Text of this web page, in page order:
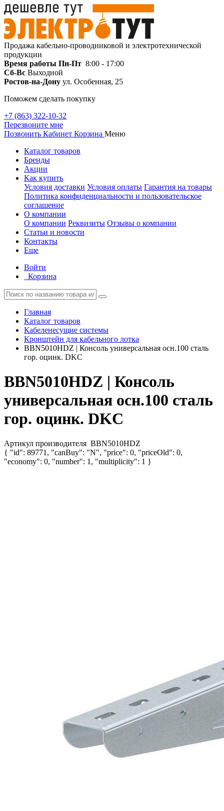
Продажа кабельно-проводниковой и электротехнической
продукции
Время работы Пн-Пт 8:00 - 17:00
Сб-Вс Выходной
Ростов-на-Дону ул. Особенная, 25
Поможем сделать покупку
+7 (863) 322-10-32
Перезвоните мне
Позвонить Кабинет Корзина Меню
Каталог товаров
Бренды
Акции
Как купить
Условия доставки Условия оплаты Гарантия на товары
Политика конфиденциальности и пользовательское
соглашение
О компании
О компании Реквизиты Отзывы о компании
Статьи и новости
Контакты
Еще
Войти
Корзина
Главная
Каталог товаров
Кабеленесущие системы
Кронштейн для кабельного лотка
BBN5010HDZ | Консоль универсальная осн.100 сталь
гор. оцинк. DKC
BBN5010HDZ | Консоль
универсальная осн.100 сталь
гор. оцинк. DKC
Артикул производителя BBN5010HDZ
{ "id": 89771, "canBuy": "N", "price": 0, "priceOld": 0,
"economy": 0, "number": 1, "multiplicity": 1 }